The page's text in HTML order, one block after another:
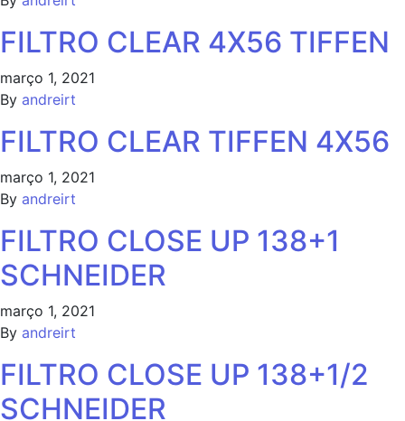
FILTRO CLEAR 4X56 TIFFEN
março 1, 2021
By andreirt
FILTRO CLEAR TIFFEN 4X56
março 1, 2021
By andreirt
FILTRO CLOSE UP 138+1
SCHNEIDER
março 1, 2021
By andreirt
FILTRO CLOSE UP 138+1/2
SCHNEIDER